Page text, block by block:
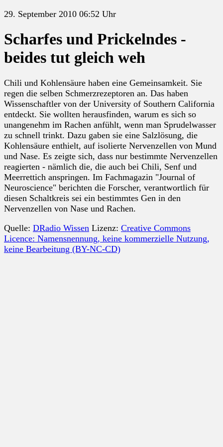
29. September 2010 06:52 Uhr
Scharfes und Prickelndes -
beides tut gleich weh
Chili und Kohlensäure haben eine Gemeinsamkeit. Sie
regen die selben Schmerzrezeptoren an. Das haben
Wissenschaftler von der University of Southern California
entdeckt. Sie wollten herausfinden, warum es sich so
unangenehm im Rachen anfühlt, wenn man Sprudelwasser
zu schnell trinkt. Dazu gaben sie eine Salzlösung, die
Kohlensäure enthielt, auf isolierte Nervenzellen von Mund
und Nase. Es zeigte sich, dass nur bestimmte Nervenzellen
reagierten - nämlich die, die auch bei Chili, Senf und
Meerrettich anspringen. Im Fachmagazin "Journal of
Neuroscience" berichten die Forscher, verantwortlich für
diesen Schaltkreis sei ein bestimmtes Gen in den
Nervenzellen von Nase und Rachen.
Quelle: DRadio Wissen Lizenz: Creative Commons
Licence: Namensnennung, keine kommerzielle Nutzung,
keine Bearbeitung (BY-NC-CD)